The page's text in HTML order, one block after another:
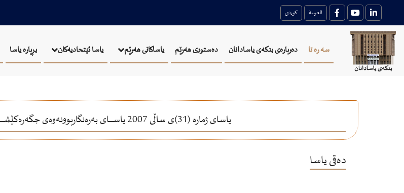
کوردی العربية
سه ره تا دەربارەی بنکەی یاسادانان دەستوری هەرێم یاساکانی هەرێم یاسا ئيتحاديەكان بڕیارە یاسا
یاسای ژماره‌ (31)ی ساڵی 2007 یاســــــــای به‌ره‌نگاربوونه‌وه‌ی جگه‌ره‌كێشــــــــان له‌ هه‌رێمی كوردستان ـ عیراق
دەقی یاسا